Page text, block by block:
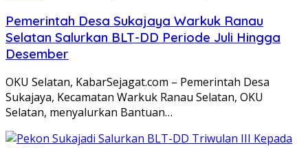
Pemerintah Desa Sukajaya Warkuk Ranau
Selatan Salurkan BLT-DD Periode Juli Hingga
Desember
OKU Selatan, KabarSejagat.com – Pemerintah Desa
Sukajaya, Kecamatan Warkuk Ranau Selatan, OKU
Selatan, menyalurkan Bantuan…